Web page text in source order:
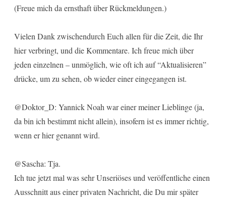
(Freue mich da ernsthaft über Rückmeldungen.)
Vielen Dank zwischendurch Euch allen für die Zeit, die Ihr
hier verbringt, und die Kommentare. Ich freue mich über
jeden einzelnen – unmöglich, wie oft ich auf “Aktualisieren”
drücke, um zu sehen, ob wieder einer eingegangen ist.
@Doktor_D: Yannick Noah war einer meiner Lieblinge (ja,
da bin ich bestimmt nicht allein), insofern ist es immer richtig,
wenn er hier genannt wird.
@Sascha: Tja.
Ich tue jetzt mal was sehr Unseriöses und veröffentliche einen
Ausschnitt aus einer privaten Nachricht, die Du mir später